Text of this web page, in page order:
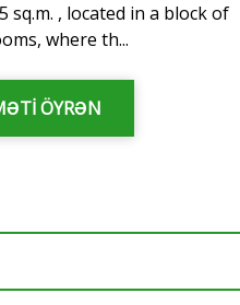
sq.m. , located in a block of
where th...
ÖYRƏN